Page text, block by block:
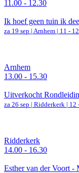
11.00 - 12.30
Ik hoef geen tuin ik
za 19 sep | Arnhem | 11 -
Arnhem
13.00 - 15.30
Uitverkocht
za 26 sep | Ridderkerk | 12
Ridderkerk
14.00 - 16.30
Esther van der Voort -